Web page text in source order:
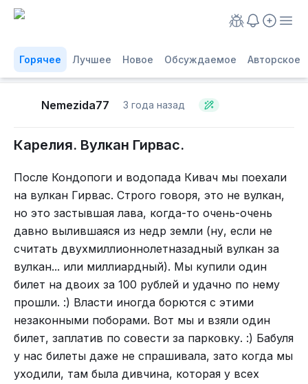
Горячее Лучшее Новое Обсуждаемое Авторское
Nemezida77 3 года назад
Карелия. Вулкан Гирвас.
После Кондопоги и водопада Кивач мы поехали
на вулкан Гирвас. Строго говоря, это не вулкан,
но это застывшая лава, когда-то очень-очень
давно вылившаяся из недр земли (ну, если не
считать двухмиллионнолетназадный вулкан за
вулкан... или миллиардный). Мы купили один
билет на двоих за 100 рублей и удачно по нему
прошли. :) Власти иногда борются с этими
незаконными поборами. Вот мы и взяли один
билет, заплатив по совести за парковку. :) Бабуля
у нас билеты даже не спрашивала, зато когда мы
уходили, там была дивчина, которая у всех